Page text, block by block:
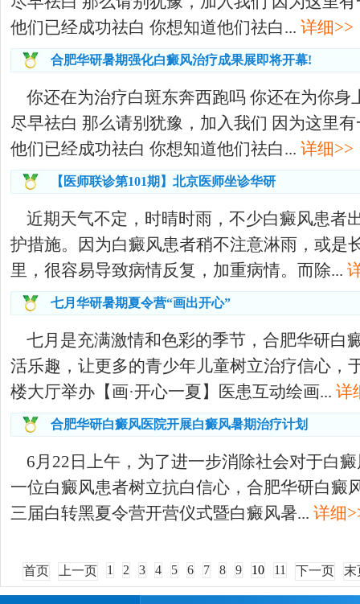
他们已经成功祛白 你想知道他们祛白... 详细>>
合肥华研暑期强化白癜风治疗成果展即将开幕!
你还在为治疗白斑东奔西跑吗 你还在为你身
尽早祛白 那么请别犹豫，加入我们 因为这里
他们已经成功祛白 你想知道他们祛白... 详细>>
【医师联诊第101期】北京医师坐诊华研
近期天气不定，时晴时雨，不少白癜风患者
护措施。因为白癜风患者稍不注意淋雨，或是
里，很容易导致病情反复，加重病情。而除...
七月华研暑期夏令营“画出开心”
七月是充满激情和色彩的季节，合肥华研白
活乐趣，让更多的青少年儿童树立治疗信心，
楼大厅举办【画·开心一夏】医患互动绘画... 详
合肥华研白癜风医院开展白癜风暑期治疗计划
6月22日上午，为了进一步消除社会对于白
一位白癜风患者树立抗白信心，合肥华研白癜
三届白转黑夏令营开营仪式暨白癜风暑... 详细
首页 上一页 1 2 3 4 5 6 7 8 9 10 11 下一页 末